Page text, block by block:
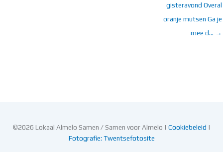
gisteravond Overal
oranje mutsen Ga je
mee d… →
©2026 Lokaal Almelo Samen / Samen voor Almelo | Cookiebeleid |
Fotografie: Twentsefotosite